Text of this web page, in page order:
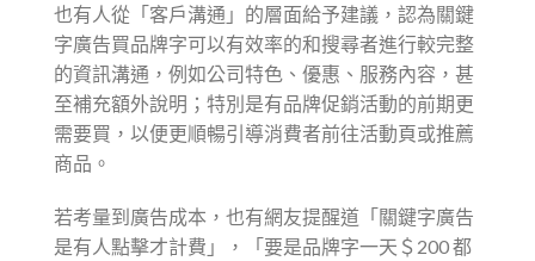
也有人從「客戶溝通」的層面給予建議，認為關鍵
字廣告買品牌字可以有效率的和搜尋者進行較完整
的資訊溝通，例如公司特色、優惠、服務內容，甚
至補充額外說明；特別是有品牌促銷活動的前期更
需要買，以便更順暢引導消費者前往活動頁或推薦
商品。
若考量到廣告成本，也有網友提醒道「關鍵字廣告
是有人點擊才計費」，「要是品牌字一天＄200 都